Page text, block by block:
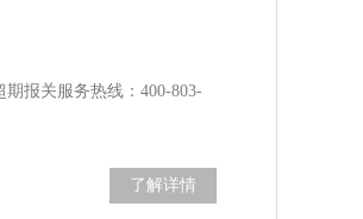
报关服务热线：400-803-
了解详情